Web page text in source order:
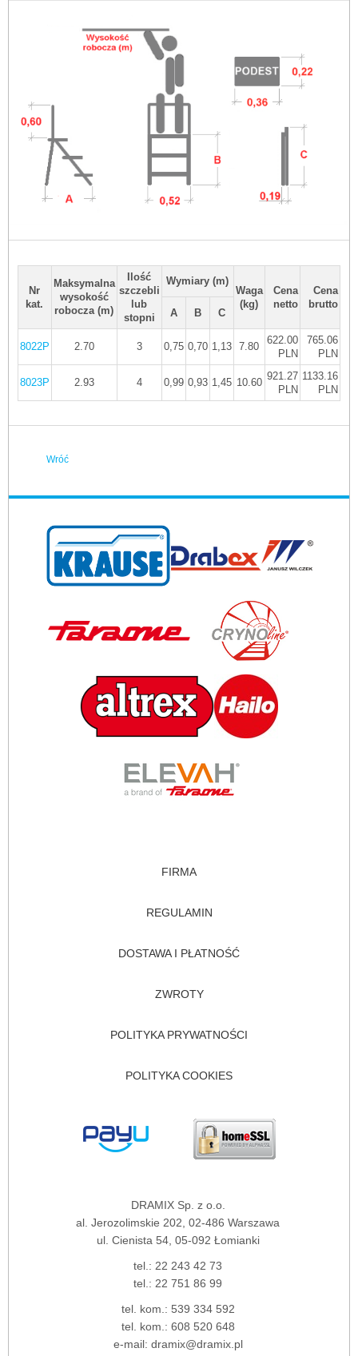
Nr
kat.
Maksymalna
wysokość
robocza (m)
Ilość
szczebli
lub
stopni
Wymiary (m)
Waga
(kg)
Cena
netto
Cena
brutto
A B C
8022P 2.70 3 0,75 0,70 1,13 7.80
622.00
PLN
765.06
PLN
8023P 2.93 4 0,99 0,93 1,45 10.60
921.27
PLN
1133.16
PLN
Wróć
FIRMA
REGULAMIN
DOSTAWA I PŁATNOŚĆ
ZWROTY
POLITYKA PRYWATNOŚCI
POLITYKA COOKIES
DRAMIX Sp. z o.o.
al. Jerozolimskie 202, 02-486 Warszawa
ul. Cienista 54, 05-092 Łomianki
tel.: 22 243 42 73
tel.: 22 751 86 99
tel. kom.: 539 334 592
tel. kom.: 608 520 648
e-mail: dramix@dramix.pl